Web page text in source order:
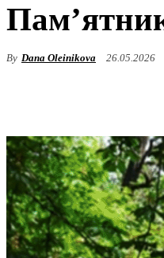
By Dana Oleinikova 26.05.2026